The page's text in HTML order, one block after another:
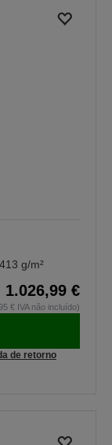
g/m²
1.026,99 €
€ IVA não incluído)
de retorno